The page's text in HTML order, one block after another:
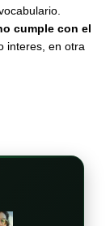
cumple con el
interes, en otra